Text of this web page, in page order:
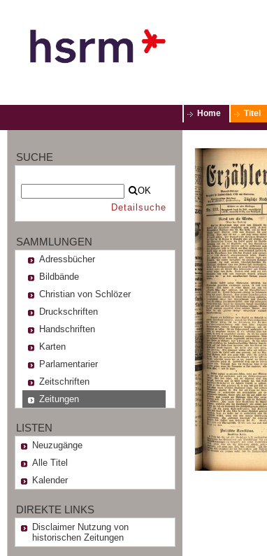
Home Titel
SUCHE
OK
Detailsuche
SAMMLUNGEN
Adressbücher
Bildbände
Christian von Schlözer
Druckschriften
Handschriften
Karten
Parlamentarier
Zeitschriften
Zeitungen
LISTEN
Neuzugänge
Alle Titel
Kalender
DIREKTE LINKS
Disclaimer Nutzung von
historischen Zeitungen